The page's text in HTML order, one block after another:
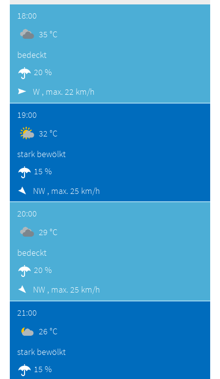
18:00
35 °C
bedeckt
20 %
W , max. 22 km/h
19:00
32 °C
stark bewölkt
15 %
NW , max. 25 km/h
20:00
29 °C
bedeckt
20 %
NW , max. 25 km/h
21:00
26 °C
stark bewölkt
15 %